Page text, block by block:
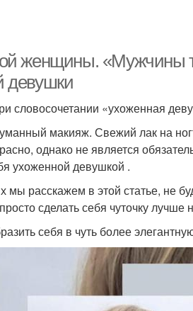
женщины. «Мужчины
девушки
словосочетании «ухоженная
макияж. Свежий лак на
однако не является
ухоженной девушкой .
расскажем в этой статье, не
сделать себя чуточку
себя в чуть более